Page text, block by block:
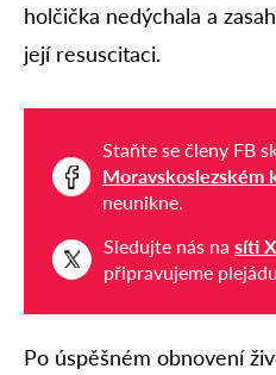
holčička nedýchala a
její resuscitaci.
Staňte se členy FB
Moravskoslezském
neunikne.
Sledujte nás na síti X
připravujeme
Po úspěšném obnovení